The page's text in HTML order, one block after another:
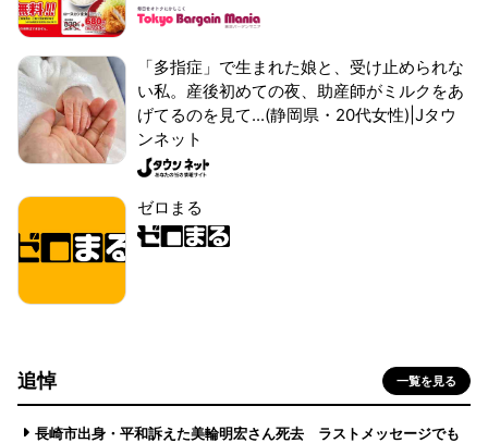
「多指症」で生まれた娘と、受け止められな
い私。産後初めての夜、助産師がミルクをあ
げてるのを見て...(静岡県・20代女性)|Jタウ
ンネット
ゼロまる
追悼 一覧を見る
長崎市出身・平和訴えた美輪明宏さん死去 ラストメッセージでも